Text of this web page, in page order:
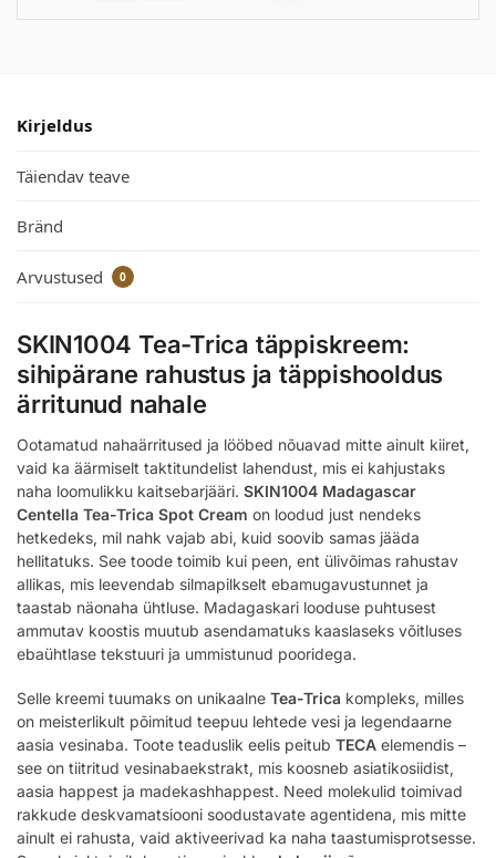
Kirjeldus
Täiendav teave
Bränd
Arvustused 0
SKIN1004 Tea-Trica täppiskreem:
sihipärane rahustus ja täppishooldus
ärritunud nahale
Ootamatud nahaärritused ja lööbed nõuavad mitte ainult kiiret,
vaid ka äärmiselt taktitundelist lahendust, mis ei kahjustaks
naha loomulikku kaitsebarjääri. SKIN1004 Madagascar
Centella Tea-Trica Spot Cream on loodud just nendeks
hetkedeks, mil nahk vajab abi, kuid soovib samas jääda
hellitatuks. See toode toimib kui peen, ent ülivõimas rahustav
allikas, mis leevendab silmapilkselt ebamugavustunnet ja
taastab näonaha ühtluse. Madagaskari looduse puhtusest
ammutav koostis muutub asendamatuks kaaslaseks võitluses
ebaühtlase tekstuuri ja ummistunud pooridega.
Selle kreemi tuumaks on unikaalne Tea-Trica kompleks, milles
on meisterlikult põimitud teepuu lehtede vesi ja legendaarne
aasia vesinaba. Toote teaduslik eelis peitub TECA elemendis –
see on tiitritud vesinabaekstrakt, mis koosneb asiatikosiidist,
aasia happest ja madekashhappest. Need molekulid toimivad
rakkude deskvamatsiooni soodustavate agentidena, mis mitte
ainult ei rahusta, vaid aktiveerivad ka naha taastumisprotsesse.